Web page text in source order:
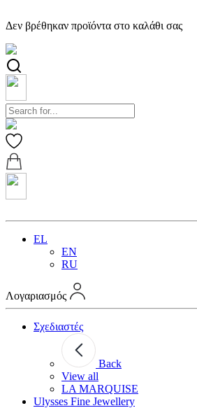
Δεν βρέθηκαν προϊόντα στο καλάθι σας
EL
EN
RU
Λογαριασμός
Σχεδιαστές
Back
View all
LA MARQUISE
Ulysses Fine Jewellery